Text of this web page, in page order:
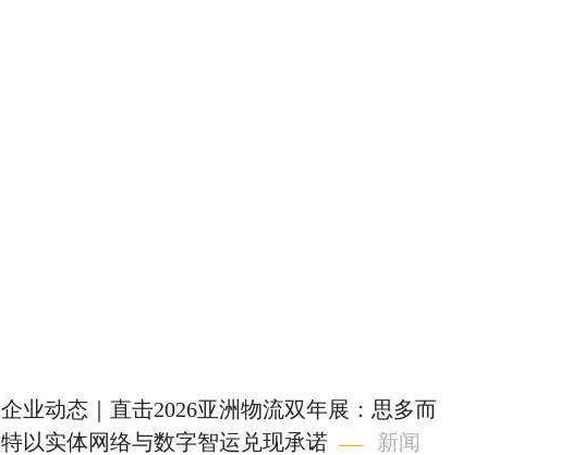
企业动态｜直击2026亚洲物流双年展：思多而
特以实体网络与数字智运兑现承诺
新闻